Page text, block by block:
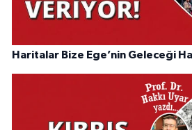
Haritalar Bize Ege’nin Geleceği